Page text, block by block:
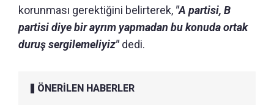
korunması gerektiğini belirterek, "A partisi, B
partisi diye bir ayrım yapmadan bu konuda ortak
duruş sergilemeliyiz"dedi.
ÖNERİLEN HABERLER